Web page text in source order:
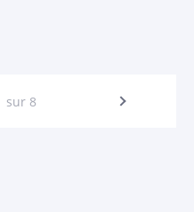
sur 8